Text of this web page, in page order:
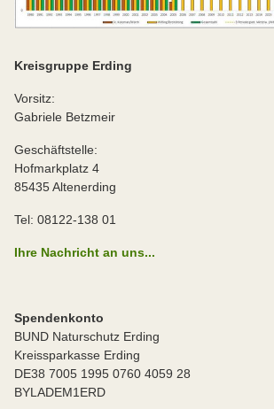
Kreisgruppe Erding
Vorsitz:
Gabriele Betzmeir
Geschäftstelle:
Hofmarkplatz 4
85435 Altenerding
Tel: 08122-138 01
Ihre Nachricht an uns...
Spendenkonto
BUND Naturschutz Erding
Kreissparkasse Erding
DE38 7005 1995 0760 4059 28
BYLADEM1ERD